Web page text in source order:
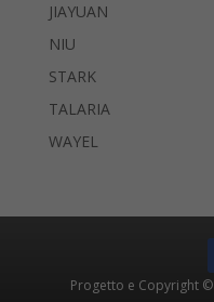
JIAYUAN
NIU
STARK
TALARIA
WAYEL
Progetto e Copyright ©